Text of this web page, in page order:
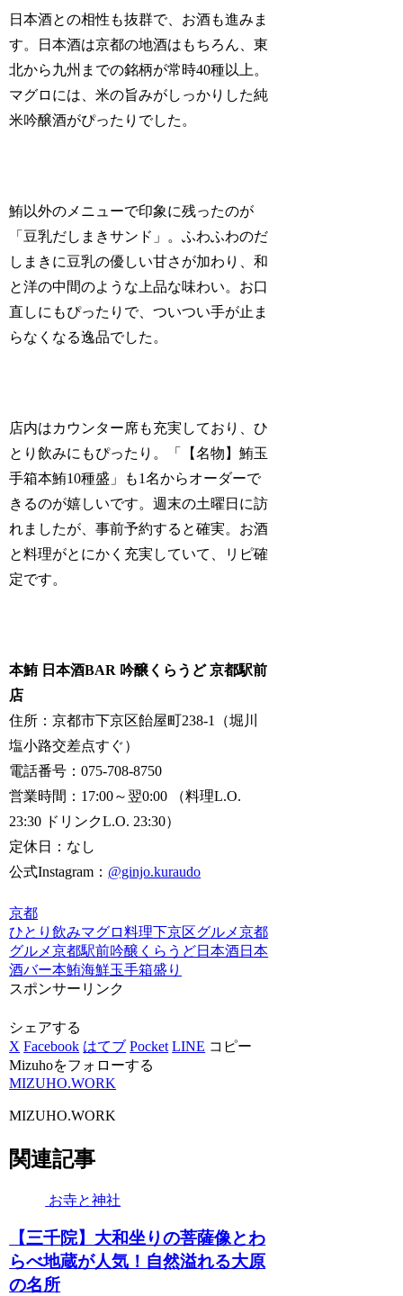
日本酒との相性も抜群で、お酒も進みま
す。日本酒は京都の地酒はもちろん、東
北から九州までの銘柄が常時40種以上。
マグロには、米の旨みがしっかりした純
米吟醸酒がぴったりでした。
鮪以外のメニューで印象に残ったのが
「豆乳だしまきサンド」。ふわふわのだ
しまきに豆乳の優しい甘さが加わり、和
と洋の中間のような上品な味わい。お口
直しにもぴったりで、ついつい手が止ま
らなくなる逸品でした。
店内はカウンター席も充実しており、ひ
とり飲みにもぴったり。「【名物】鮪玉
手箱本鮪10種盛」も1名からオーダーで
きるのが嬉しいです。週末の土曜日に訪
れましたが、事前予約すると確実。お酒
と料理がとにかく充実していて、リピ確
定です。
本鮪 日本酒BAR 吟醸くらうど 京都駅前
店
住所：京都市下京区飴屋町238-1（堀川
塩小路交差点すぐ）
電話番号：075-708-8750
営業時間：17:00～翌0:00 （料理L.O.
23:30 ドリンクL.O. 23:30）
定休日：なし
公式Instagram： @ginjo.kuraudo
京都
ひとり飲みマグロ料理下京区グルメ京都
グルメ京都駅前吟醸くらうど日本酒日本
酒バー本鮪海鮮玉手箱盛り
スポンサーリンク
シェアする
X Facebook はてブ Pocket LINE コピー
Mizuhoをフォローする
MIZUHO.WORK
MIZUHO.WORK
関連記事
お寺と神社
【三千院】大和坐りの菩薩像とわ
らべ地蔵が人気！自然溢れる大原
の名所